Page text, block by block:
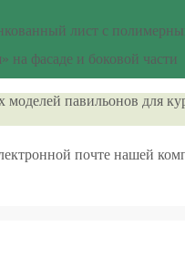
лист с
на фасаде и боковой части
павильонов для
почте нашей